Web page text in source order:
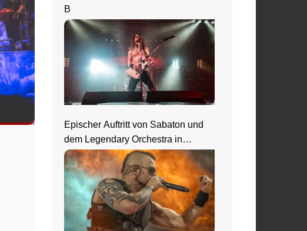
B
Epischer Auftritt von Sabaton und
dem Legendary Orchestra in
Frankfurt